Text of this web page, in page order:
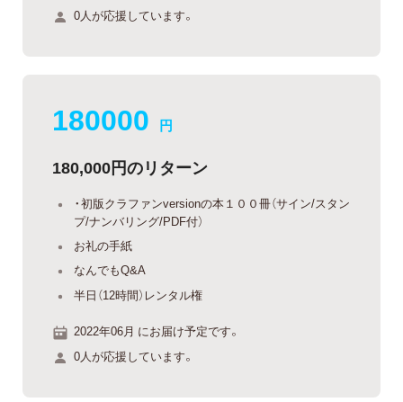
0人が応援しています。
180000 円
180,000円のリターン
・初版クラファンversionの本１００冊（サイン/スタン
プ/ナンバリング/PDF付）
お礼の手紙
なんでもQ&A
半日（12時間）レンタル権
2022年06月 にお届け予定です。
0人が応援しています。